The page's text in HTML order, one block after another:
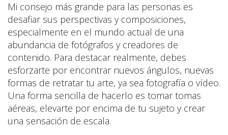
Mi consejo más grande para las personas es
desafiar sus perspectivas y composiciones,
especialmente en el mundo actual de una
abundancia de fotógrafos y creadores de
contenido. Para destacar realmente, debes
esforzarte por encontrar nuevos ángulos, nuevas
formas de retratar tu arte, ya sea fotografía o vídeo.
Una forma sencilla de hacerlo es tomar tomas
aéreas, elevarte por encima de tu sujeto y crear
una sensación de escala.